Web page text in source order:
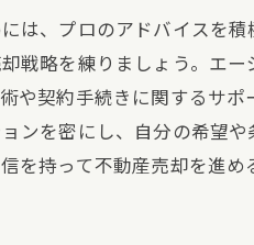
ステップ2：
ステップ3
ステップ4：
ステップ5：
売却後の手
は、プロのアドバイスを
戦略を練りましょう。エ
や契約手続きに関するサ
ンを密にし、自分の希望
を持って不動産売却を進